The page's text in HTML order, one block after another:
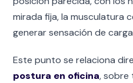
mirada fija, la musculatura
generar sensación de
Este punto se relaciona
postura en oficina, sobre